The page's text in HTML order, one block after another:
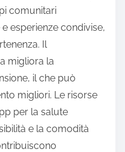
comunitari
esperienze condivise,
Il
migliora la
il che può
migliori. Le risorse
per la salute
e la comodità